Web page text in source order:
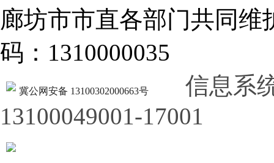
廊坊市市直各部门共同
码：1310000035
冀公网安备 13100302000663号
信息系
13100049001-17001